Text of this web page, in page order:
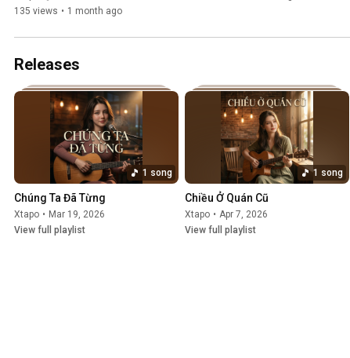
135 views • 1 month ago
Releases
1 song
Chúng Ta Đã Từng
Xtapo • Mar 19, 2026
View full playlist
1 song
Chiều Ở Quán Cũ
Xtapo • Apr 7, 2026
View full playlist